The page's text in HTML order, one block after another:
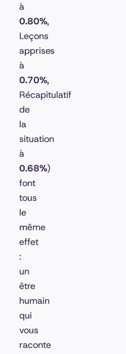
à
0.80%,
Leçons
apprises
à
0.70%,
Récapitulatif
de
la
situation
à
0.68%)
font
tous
le
même
effet
:
un
être
humain
qui
vous
raconte